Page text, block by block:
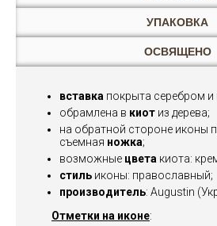
УПАКОВКА
ОСВЯЩЕНО
вставка покрыта серебром и
обрамлена в киот из дерева;
на обратной стороне иконы
съемная ножка;
возможные цвета киота:
стиль иконы: православный;
производитель: Augustin
Отметки на иконе: